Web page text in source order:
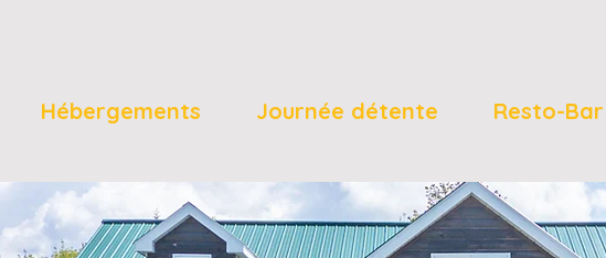
Hébergements Journée détente Resto-Bar